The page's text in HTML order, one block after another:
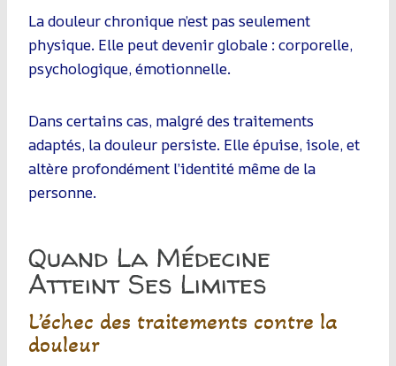
La douleur chronique n’est pas seulement
physique. Elle peut devenir globale : corporelle,
psychologique, émotionnelle.
Dans certains cas, malgré des traitements
adaptés, la douleur persiste. Elle épuise, isole, et
altère profondément l’identité même de la
personne.
Quand La Médecine
Atteint Ses Limites
L’échec des traitements contre la
douleur